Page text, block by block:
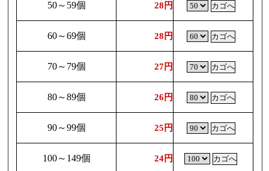
50～59個 28円
60～69個 28円
70～79個 27円
80～89個 26円
90～99個 25円
100～149個 24円